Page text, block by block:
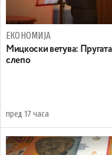
ЕКОНОМИЈА
Mицкоски ветува:
слепо
пред 17 часа